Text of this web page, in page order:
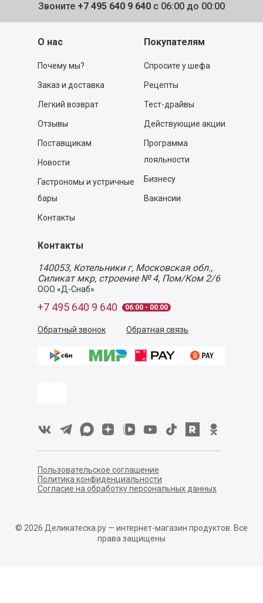
Звоните +7 495 640 9 640 с 06:00 до 00:00
О нас
Почему мы?
Заказ и доставка
Легкий возврат
Отзывы
Поставщикам
Новости
Гастрономы и устричные
бары
Контакты
Покупателям
Спросите у шефа
Рецепты
Тест-драйвы
Действующие акции
Программа
лояльности
Бизнесу
Вакансии
Контакты
140053, Котельники г, Московская обл.,
Силикат мкр, строение № 4, Пом/Ком 2/6
ООО «Д-Снаб»
+7 495 640 9 640 06:00 - 00:00
Обратный звонок Обратная связь
Пользовательское соглашение
Политика конфиденциальности
Согласие на обработку персональных данных
© 2026 Деликатеска.ру — интернет-магазин продуктов. Все
права защищены